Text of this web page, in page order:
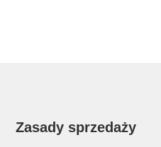
Zasady sprzedaży